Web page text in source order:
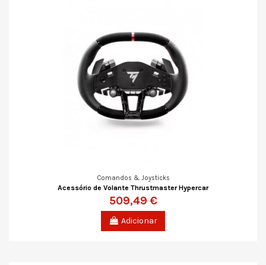
Comandos & Joysticks
Acessório de Volante Thrustmaster Hypercar
509,49 €
Adicionar